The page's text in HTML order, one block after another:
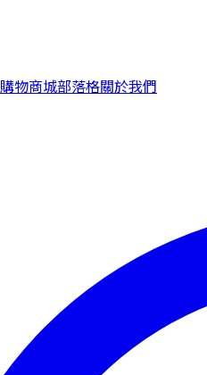
購物商城部落格關於我們